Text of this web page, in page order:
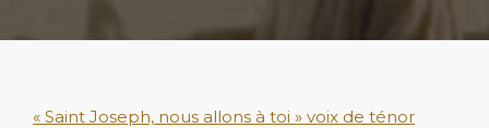
« Saint Joseph, nous allons à toi » voix de ténor